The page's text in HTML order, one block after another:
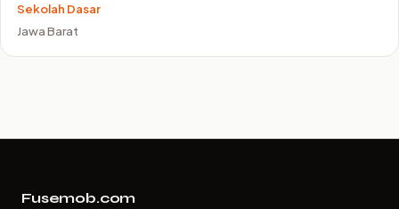
Sekolah Dasar
Jawa Barat
Fusemob.com